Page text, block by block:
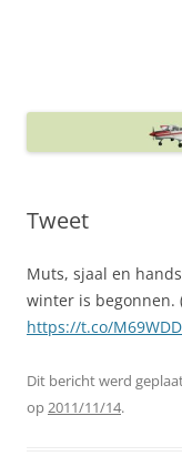
Tweet
Muts, sjaal en
winter is begonnen.
https://t.co/
Dit bericht werd
op2011/11/14.